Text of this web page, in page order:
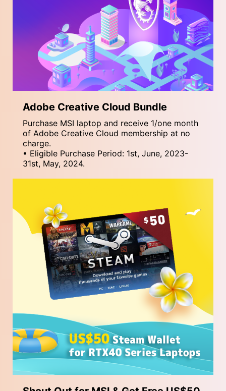
Adobe Creative Cloud Bundle
Purchase MSI laptop and receive 1/one month
of Adobe Creative Cloud membership at no
charge.
• Eligible Purchase Period: 1st, June, 2023-
31st, May, 2024.